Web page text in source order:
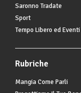
Saronno Tradate
Sport
Tempo Libero ed Eventi
Rubriche
Mangia Come Parli